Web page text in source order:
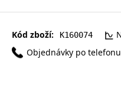
Kód zboží: K160074
Objednávky po